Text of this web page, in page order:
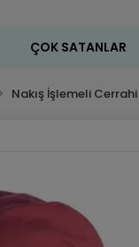
ÇOK SATANLAR
Nakış İşlemeli